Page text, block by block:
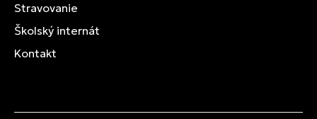
Stravovanie
Školský internát
Kontakt